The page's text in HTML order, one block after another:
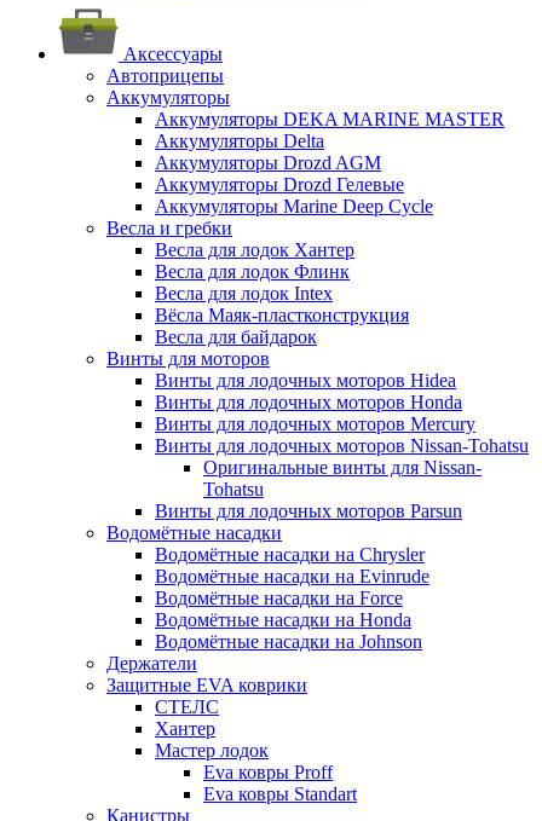
Аксессуары
Автоприцепы
Аккумуляторы
Аккумуляторы DEKA MARINE MASTER
Аккумуляторы Delta
Аккумуляторы Drozd AGM
Аккумуляторы Drozd Гелевые
Аккумуляторы Marine Deep Cycle
Весла и гребки
Весла для лодок Хантер
Весла для лодок Флинк
Весла для лодок Intex
Вёсла Маяк-пластконструкция
Весла для байдарок
Винты для моторов
Винты для лодочных моторов Hidea
Винты для лодочных моторов Honda
Винты для лодочных моторов Mercury
Винты для лодочных моторов Nissan-Tohatsu
Оригинальные винты для Nissan-
Tohatsu
Винты для лодочных моторов Parsun
Водомётные насадки
Водомётные насадки на Chrysler
Водомётные насадки на Evinrude
Водомётные насадки на Force
Водомётные насадки на Honda
Водомётные насадки на Johnson
Держатели
Защитные EVA коврики
СТЕЛС
Хантер
Мастер лодок
Eva ковры Proff
Eva ковры Standart
Канистры